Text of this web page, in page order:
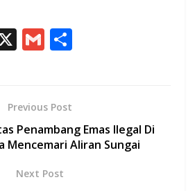
er
X G
l
Previous Post
Penambang Emas Ilegal Di
Mencemari Aliran Sungai
Next Post